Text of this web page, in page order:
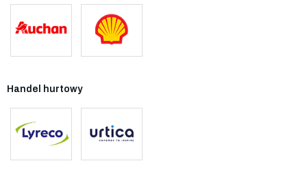
Handel hurtowy